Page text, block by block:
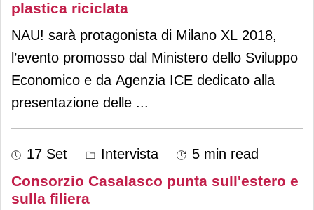
plastica riciclata
NAU! sarà protagonista di Milano XL 2018,
l’evento promosso dal Ministero dello Sviluppo
Economico e da Agenzia ICE dedicato alla
presentazione delle ...
17 Set Intervista 5 min read
Consorzio Casalasco punta sull'estero e
sulla filiera